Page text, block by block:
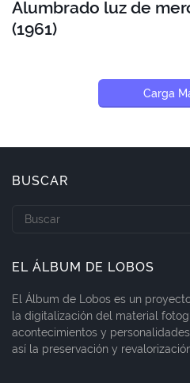
Alumbrado luz de
(1961)
Carga
BUSCAR
EL ÁLBUM DE LOBOS
El Álbum de Lobos es un
la digitalización del material
acontecimientos y
así la preservación y